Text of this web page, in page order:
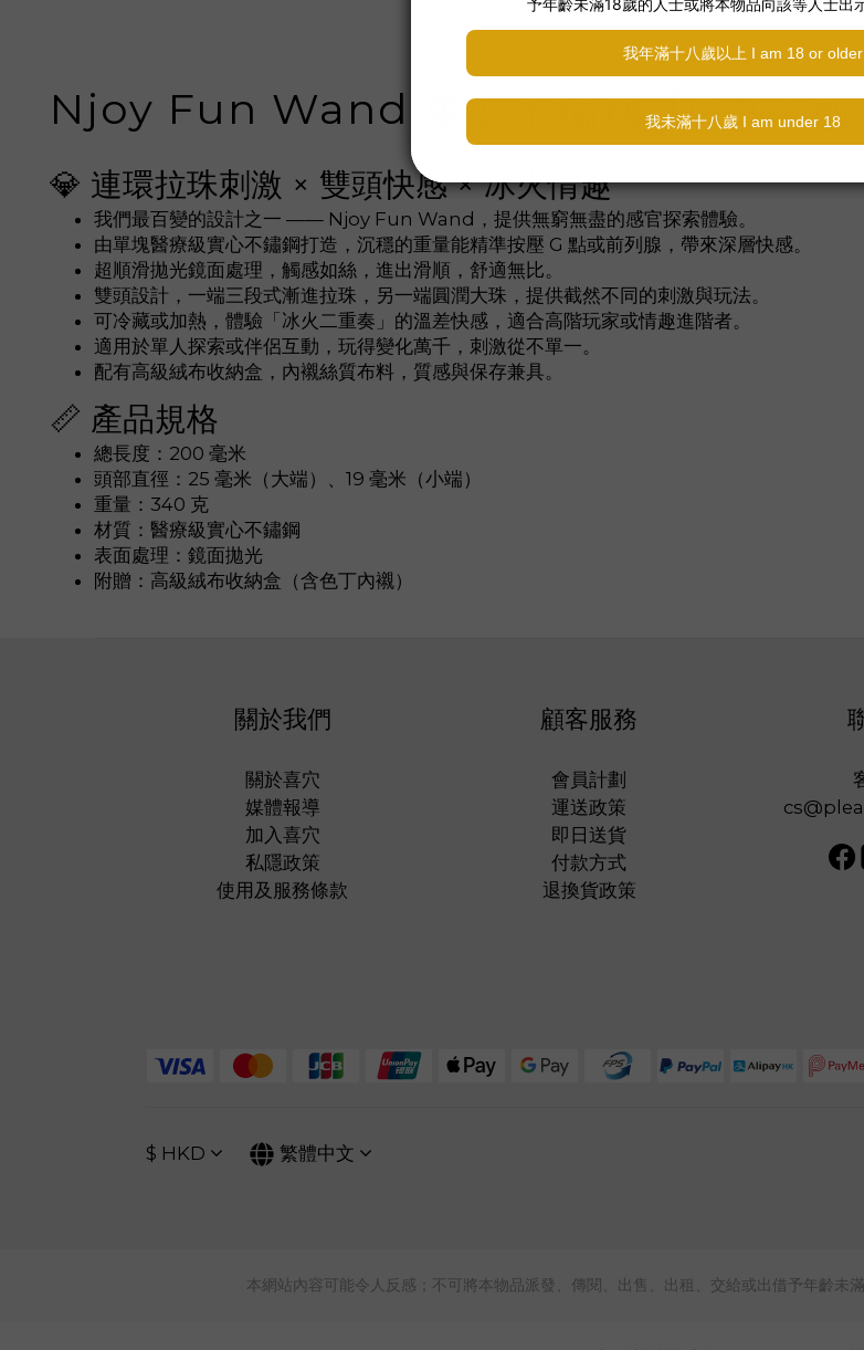
Njoy Fun Wand 重型不鏽鋼【G點 / 前
💎 連環拉珠刺激 × 雙頭快感 × 冰火情趣
我們最百變的設計之一 —— Njoy Fun Wand，提供無窮無盡的感官探索體驗。
由單塊醫療級實心不鏽鋼打造，沉穩的重量能精準按壓 G 點或前列腺，帶來深層快感。
超順滑拋光鏡面處理，觸感如絲，進出滑順，舒適無比。
雙頭設計，一端三段式漸進拉珠，另一端圓潤大珠，提供截然不同的刺激與玩法。
可冷藏或加熱，體驗「冰火二重奏」的溫差快感，適合高階玩家或情趣進階者。
適用於單人探索或伴侶互動，玩得變化萬千，刺激從不單一。
配有高級絨布收納盒，內襯絲質布料，質感與保存兼具。
📏 產品規格
總長度：200 毫米
頭部直徑：25 毫米（大端）、19 毫米（小端）
重量：340 克
材質：醫療級實心不鏽鋼
表面處理：鏡面拋光
附贈：高級絨布收納盒（含色丁內襯）
關於我們
關於喜穴
媒體報導
加入喜穴
私隱政策
使用及服務條款
顧客服務
會員計劃
運送政策
即日送貨
付款方式
退換貨政策
$ HKD 繁體中文
本網站內容可能令人反感；不可將本物品派發、傳閱、出售、出租、交給或出借予年齡未